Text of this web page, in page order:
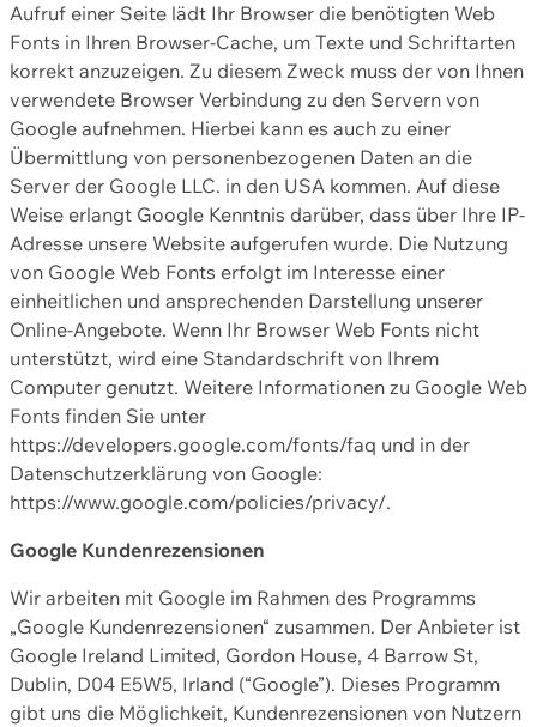
Aufruf einer Seite lädt Ihr Browser die benötigten Web
Fonts in Ihren Browser-Cache, um Texte und Schriftarten
korrekt anzuzeigen. Zu diesem Zweck muss der von Ihnen
verwendete Browser Verbindung zu den Servern von
Google aufnehmen. Hierbei kann es auch zu einer
Übermittlung von personenbezogenen Daten an die
Server der Google LLC. in den USA kommen. Auf diese
Weise erlangt Google Kenntnis darüber, dass über Ihre IP-
Adresse unsere Website aufgerufen wurde. Die Nutzung
von Google Web Fonts erfolgt im Interesse einer
einheitlichen und ansprechenden Darstellung unserer
Online-Angebote. Wenn Ihr Browser Web Fonts nicht
unterstützt, wird eine Standardschrift von Ihrem
Computer genutzt. Weitere Informationen zu Google Web
Fonts finden Sie unter
https://developers.google.com/fonts/faq und in der
Datenschutzerklärung von Google:
https://www.google.com/policies/privacy/.
Google Kundenrezensionen
Wir arbeiten mit Google im Rahmen des Programms
„Google Kundenrezensionen“ zusammen. Der Anbieter ist
Google Ireland Limited, Gordon House, 4 Barrow St,
Dublin, D04 E5W5, Irland (“Google”). Dieses Programm
gibt uns die Möglichkeit, Kundenrezensionen von Nutzern